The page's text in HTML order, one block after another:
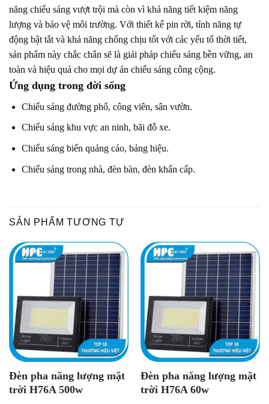
năng chiếu sáng vượt trội mà còn vì khả năng tiết kiệm năng
lượng và bảo vệ môi trường. Với thiết kế pin rời, tính năng tự
động bật tắt và khả năng chống chịu tốt với các yếu tố thời tiết,
sản phẩm này chắc chắn sẽ là giải pháp chiếu sáng bền vững, an
toàn và hiệu quả cho mọi dự án chiếu sáng công cộng.
Ứng dụng trong đời sống
Chiếu sáng đường phố, công viên, sân vườn.
Chiếu sáng khu vực an ninh, bãi đỗ xe.
Chiếu sáng biển quảng cáo, bảng hiệu.
Chiếu sáng trong nhà, đèn bàn, đèn khẩn cấp.
SẢN PHẨM TƯƠNG TỰ
Đèn pha năng lượng mặt
trời H76A 500w
Đèn pha năng lượng mặt
trời H76A 60w